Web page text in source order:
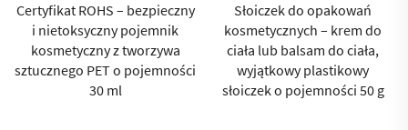
Słoiczek do opakowań
kosmetycznych – krem do
ciała lub balsam do ciała,
wyjątkowy plastikowy
słoiczek o pojemności 50 g
Brązowa butelka z PET o
pojemności 200 ml do
kosmetyków i pielęgnacji
skóry z certyfikatem ISO